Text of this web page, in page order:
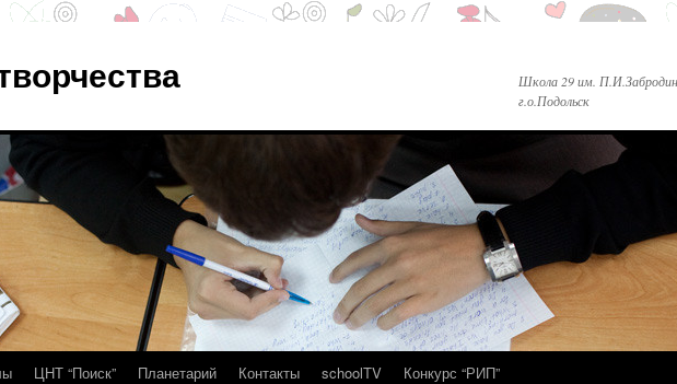
Школа 29 им.
г.о.Подольск
ЦНТ “Поиск” Планетарий Контакты schoolTV
Конкурс “РИП”